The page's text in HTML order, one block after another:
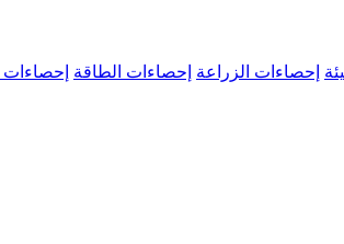
إحصاءات الزراعة إحصاءات الطاقة إحصاءات